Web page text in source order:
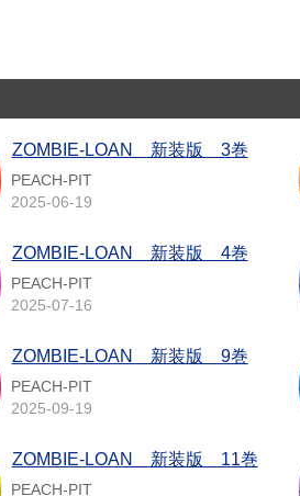
ZOMBIE-LOAN 新装版 3巻
PEACH-PIT
2025-06-19
ZOMBIE-LOAN 新装版 4巻
PEACH-PIT
2025-07-16
ZOMBIE-LOAN 新装版 9巻
PEACH-PIT
2025-09-19
ZOMBIE-LOAN 新装版 11巻
PEACH-PIT